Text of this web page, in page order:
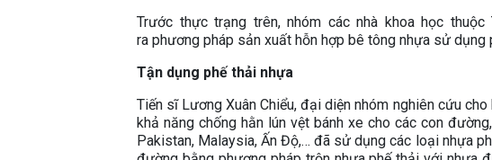
Trước thực trạng trên, nhóm các nhà khoa học
ra phương pháp sản xuất hỗn hợp bê tông nhựa sử dụng
Tận dụng phế thải nhựa
Tiến sĩ Lương Xuân Chiểu, đại diện nhóm nghiên cứu
khả năng chống hằn lún vệt bánh xe cho các con
Pakistan, Malaysia, Ấn Độ,… đã sử dụng các loại nhựa